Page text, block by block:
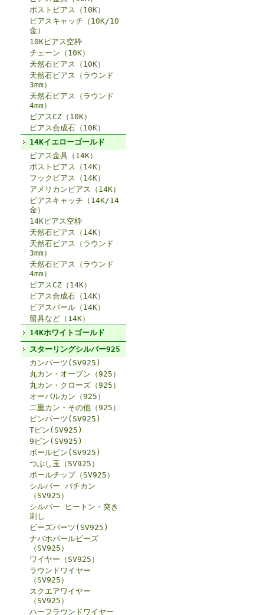
ポストピアス（10K）
ピアスキャッチ（10K/10
金）
10Kピアス空枠
チェーン（10K）
天然石ピアス（10K）
天然石ピアス（ラウンド
3mm）
天然石ピアス（ラウンド
4mm）
ピアスCZ（10K）
ピアス合成石（10K）
14Kイエローゴールド
ピアス金具（14K）
ポストピアス（14K）
フックピアス（14K）
アメリカンピアス（14K）
ピアスキャッチ（14K/14
金）
14Kピアス空枠
天然石ピアス（14K）
天然石ピアス（ラウンド
3mm）
天然石ピアス（ラウンド
4mm）
ピアスCZ（14K）
ピアス合成石（14K）
ピアスパール（14K）
留具など（14K）
14Kホワイトゴールド
スターリングシルバー925
カンパーツ(SV925)
丸カン・オープン（925）
丸カン・クローズ（925）
オーバルカン（925）
二重カン・その他（925）
ピンパーツ(SV925)
Tピン(SV925)
9ピン(SV925)
ボールピン(SV925)
つぶし玉（SV925）
ボールチップ（SV925）
シルバー バチカン
（SV925）
シルバー ヒートン・突き
刺し
ビーズパーツ(SV925)
ナバホパールビーズ
（SV925）
ワイヤー（SV925）
ラウンドワイヤー
（SV925）
スクエアワイヤー
（SV925）
ハーフラウンドワイヤー